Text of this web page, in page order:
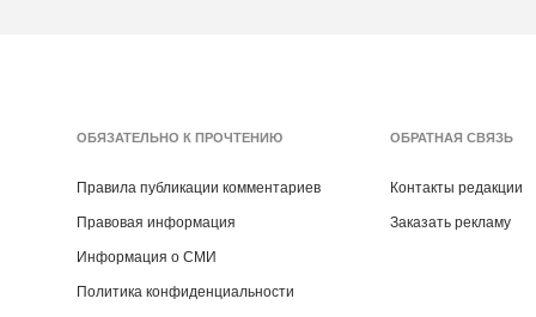
ОБЯЗАТЕЛЬНО К ПРОЧТЕНИЮ
Правила публикации комментариев
Правовая информация
Информация о СМИ
Политика конфиденциальности
ОБРАТНАЯ СВЯЗЬ
Контакты редакции
Заказать рекламу